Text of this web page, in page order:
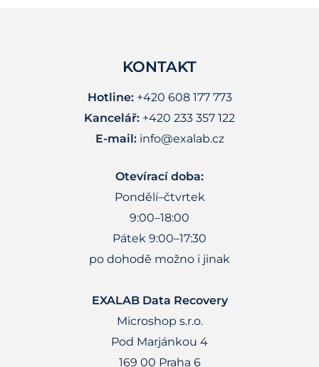
KONTAKT
Hotline:+420 608 177 773
Kancelář: +420 233 357 122
E-mail: info@exalab.cz
Otevírací doba:
Pondělí–čtvrtek
9:00–18:00
Pátek 9:00–17:30
po dohodě možno i jinak
EXALAB Data Recovery
Microshop s.r.o.
Pod Marjánkou 4
169 00 Praha 6